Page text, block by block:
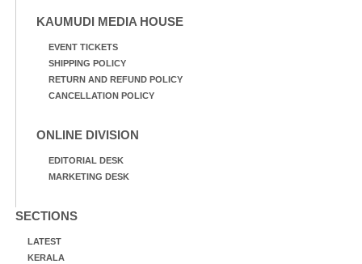
KAUMUDI MEDIA HOUSE
EVENT TICKETS
SHIPPING POLICY
RETURN AND REFUND POLICY
CANCELLATION POLICY
ONLINE DIVISION
EDITORIAL DESK
MARKETING DESK
SECTIONS
LATEST
KERALA